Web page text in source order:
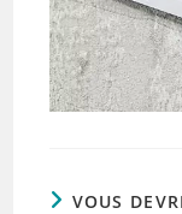
VOUS